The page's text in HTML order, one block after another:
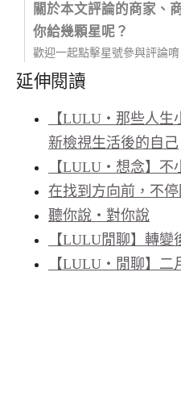
關於本文評論的商家、
你給幾顆星呢？
歡迎一起點擊星號參與評論唷
延伸閱讀
【LULU‧那些人生
新檢視生活後的自己
【LULU‧想念】
在找到方向前，不
聽你說‧對你說
【LULU閒聊】轉
【LULU‧閒聊】